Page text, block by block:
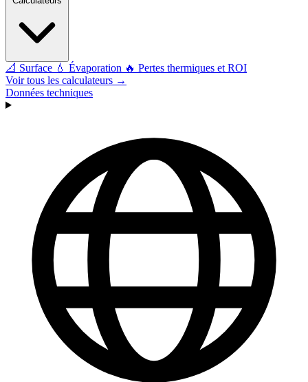
📐 Surface 💧 Évaporation 🔥 Pertes thermiques et ROI
Voir tous les calculateurs →
Données techniques